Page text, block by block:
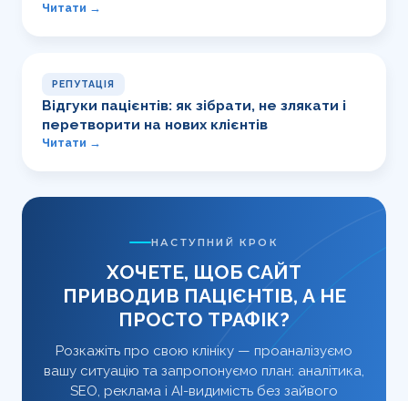
Читати →
РЕПУТАЦІЯ
Відгуки пацієнтів: як зібрати, не злякати і
перетворити на нових клієнтів
Читати →
НАСТУПНИЙ КРОК
ХОЧЕТЕ, ЩОБ САЙТ
ПРИВОДИВ ПАЦІЄНТІВ, А НЕ
ПРОСТО ТРАФІК?
Розкажіть про свою клініку — проаналізуємо
вашу ситуацію та запропонуємо план: аналітика,
SEO, реклама і AI-видимість без зайвого